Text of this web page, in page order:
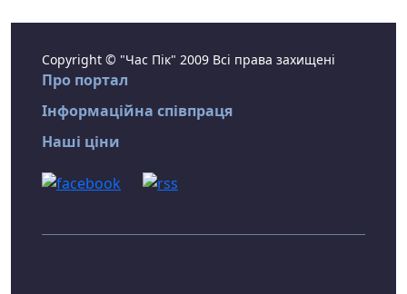
Copyright © "Час Пік" 2009 Всі права захищені
Про портал
Інформаційна співпраця
Наші ціни